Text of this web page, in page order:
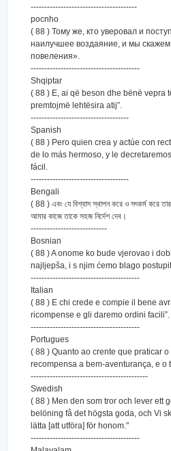
---------------------------------------
pocnho
( 88 ) Тому же, кто уверовал и
наилучшее воздаяние, и мы
повеления».
----------------------------------------
Shqiptar
( 88 ) E, ai që beson dhe bënë vepra
premtojmë lehtësira atij”.
------------------------------------
Spanish
( 88 ) Pero quien crea y actúe con
de lo más hermoso, y le
fácil.
------------------------------------
Bengali
( 88 ) এবং যে বিশ্বাস স্থাপন করে ও সৎকর্ম করে
আমার কাজে তাকে সহজ নির্দেশ দেব।
----------------------------
Bosnian
( 88 ) A onome ko bude vjerovao i
najljepša, i s njim ćemo blago
----------------------------------------
Italian
( 88 ) E chi crede e compie il bene
ricompense e gli daremo ordini facili”.
----------------------------------------
Portugues
( 88 ) Quanto ao crente que praticar
recompensa a bem-aventurança, e
-------------------------------------------
Swedish
( 88 ) Men den som tror och lever ett
belöning få det högsta goda, och Vi
lätta [att utföra] för honom."
----------------------------------------